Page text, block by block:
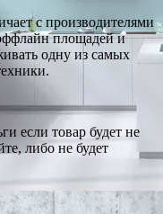
с производителями
площадей и
одну из самых
если товар будет не
либо не будет